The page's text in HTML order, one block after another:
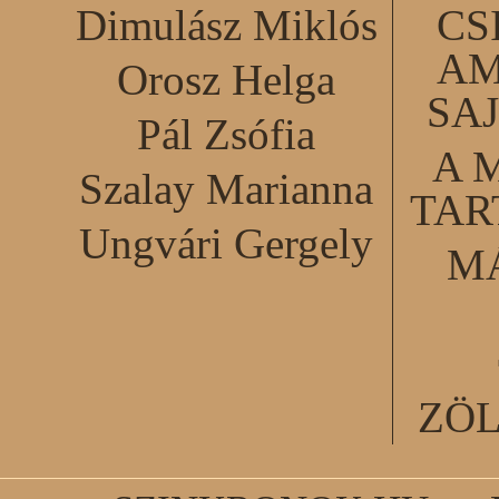
Dimulász Miklós
Orosz Helga
Pál Zsófia
Szalay Marianna
Ungvári Gergely
A